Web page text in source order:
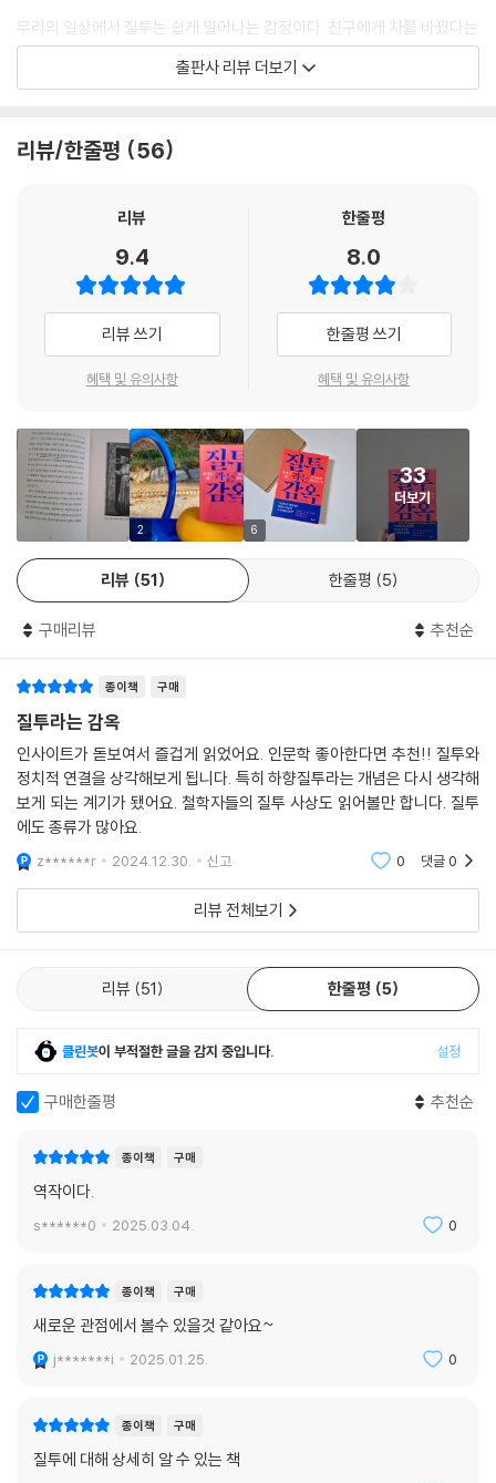
-현대 공산주의론이 간과하는 것
(민주사회에서 진가를 발휘하는 질투)
(질투심 배출구로서의 도편추방)
-롤스와 프로이트
(질투를 정의로 위장한다)
-토크빌 《미국의 민주주의》
-이동성을 향한 질투 ─ 가산 하게
-질투와 수평화 ─ 키르케고르
-인정 욕구 ─ 프랜시스 후쿠야마의 ‘기개론’
(우월 욕망과 대등 욕망)
-수평화의 미래
(질투의 고향으로서의 민주주의)
에필로그 - 질투 마주하기
질투로 세상 바로잡기
질투에 내성 있는 사회를
자신감과 개성 가지기
질투의 출구
후기
우리의 일상에서 질투는 쉽게 일어나는 감정이다. 친구에게 차를 바꿨다는
말을 들었을 때, 동기가 나보다 먼저 승진을 할 때, SNS에서 잘 나가는 인
플루언서의 일상을 볼 때 겉으로는 아무렇지 않은 척하지만 ‘왜 내가 아니
는 타인에게도 우리는 질투를 느끼는 경우가 있다. 질투는 아주 역사가 깊
악의 하나였던 만큼 동서양을 막론하고 멀리해야 할 감정으로 여겨졌다.
는 순간이 오고, 나태는 쉬는 게 지루해지는 순간이 온다. 그러나 질투는 절
대 적당히 남을 부러워하는 것으로 그치지 않는다. 질투의 대상과 질투하
는 사람 모두를 파멸의 늪으로 끌어들이기 전에는 멈출 수 없기 때문이다.
이 책에서는 질투의 근원을 파헤치며 플라톤과 아리스토텔레스, 키르케고
다. 또한 모든 것이 평등한 사회에서도 결코 사라지지 않는 질투와 민주적
인 사회에서 교묘히 파고들어 사람들을 조종하는 질투의 모습을 상세하게
관찰할 수 있다. 우리 삶에서 질투의 힘이 얼마나 강력한지, 역사를 어떻게
움직여 왔는지 페이지를 넘길 때마다 확인할 수 있다. 만약 제어할 수 없는
질투심에 마음이 괴로운 사람들, 타인에게 쉽게 부러움을 느끼는 사람들은
질투심을 달래고, 마음의 중심을 잡을 수 있는 방법을 알게 될 것이다.
출판사 리뷰 더보기
리뷰/한줄평 56
리뷰
9.4
리뷰 쓰기
혜택 및 유의사항
한줄평
8.0
한줄평 쓰기
혜택 및 유의사항
2 6
33
더보기
리뷰 51 한줄평 5
구매리뷰 추천순
종이책 구매
질투라는 감옥
인사이트가 돋보여서 즐겁게 읽었어요. 인문학 좋아한다면 추천!! 질투와
정치적 연결을 상각해보게 됩니다. 특히 하향질투라는 개념은 다시 생각해
보게 되는 계기가 됐어요. 철학자들의 질투 사상도 읽어볼만 합니다. 질투
에도 종류가 많아요.
z******r 2024.12.30. 신고 0 댓글0
리뷰 전체보기
리뷰 51 한줄평 5
클린봇이 부적절한 글을 감지 중입니다. 설정
구매한줄평 추천순
종이책 구매
역작이다.
s******0 2025.03.04. 0
종이책 구매
새로운 관점에서 볼수 있을것 같아요~
j*******i 2025.01.25. 0
종이책 구매
질투에 대해 상세히 알 수 있는 책